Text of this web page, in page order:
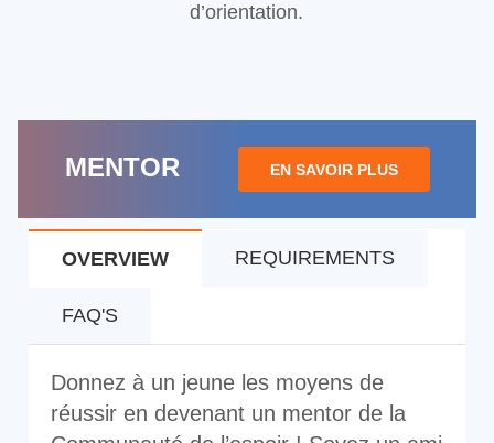
d’orientation.
MENTOR EN SAVOIR PLUS
OVERVIEW REQUIREMENTS
FAQ'S
Donnez à un jeune les moyens de
réussir en devenant un mentor de la